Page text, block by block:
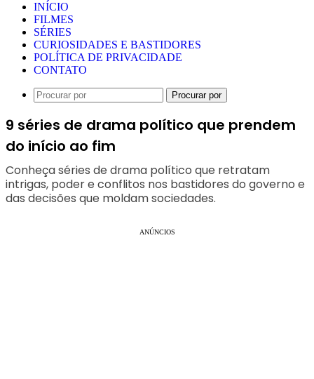
INÍCIO
FILMES
SÉRIES
CURIOSIDADES E BASTIDORES
POLÍTICA DE PRIVACIDADE
CONTATO
Procurar por
9 séries de drama político que prendem
do início ao fim
Conheça séries de drama político que retratam
intrigas, poder e conflitos nos bastidores do governo e
das decisões que moldam sociedades.
ANÚNCIOS